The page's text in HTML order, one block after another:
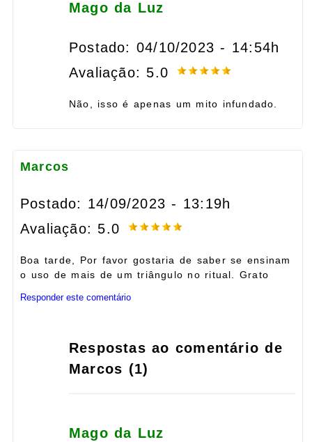
Mago da Luz
Postado: 04/10/2023 - 14:54h
Avaliação: 5.0
Não, isso é apenas um mito infundado.
Marcos
Postado: 14/09/2023 - 13:19h
Avaliação: 5.0
Boa tarde, Por favor gostaria de saber se ensinam
o uso de mais de um triângulo no ritual. Grato
Responder este comentário
Respostas ao comentário de
Marcos (1)
Mago da Luz